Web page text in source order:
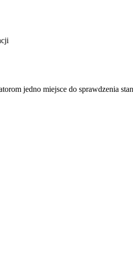
jedno miejsce do sprawdzenia